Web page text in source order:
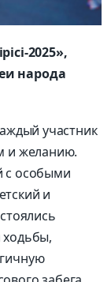
2025»,
народа
участник
и желанию.
с особыми
и
ходьбы,